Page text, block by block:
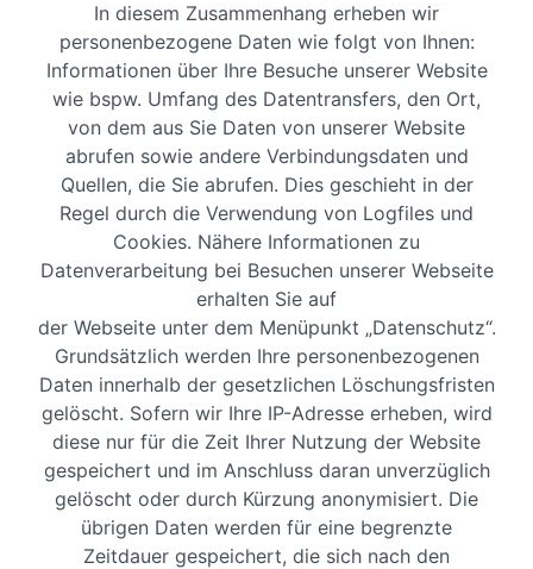
In diesem Zusammenhang erheben wir
personenbezogene Daten wie folgt von Ihnen:
Informationen über Ihre Besuche unserer Website
wie bspw. Umfang des Datentransfers, den Ort,
von dem aus Sie Daten von unserer Website
abrufen sowie andere Verbindungsdaten und
Quellen, die Sie abrufen. Dies geschieht in der
Regel durch die Verwendung von Logfiles und
Cookies. Nähere Informationen zu
Datenverarbeitung bei Besuchen unserer Webseite
erhalten Sie auf
der Webseite unter dem Menüpunkt „Datenschutz“.
Grundsätzlich werden Ihre personenbezogenen
Daten innerhalb der gesetzlichen Löschungsfristen
gelöscht. Sofern wir Ihre IP-Adresse erheben, wird
diese nur für die Zeit Ihrer Nutzung der Website
gespeichert und im Anschluss daran unverzüglich
gelöscht oder durch Kürzung anonymisiert. Die
übrigen Daten werden für eine begrenzte
Zeitdauer gespeichert, die sich nach den